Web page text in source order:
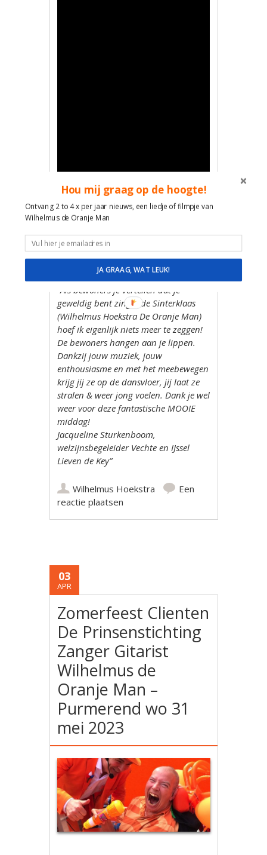
Wilhelmus de Oranje Man als de
In 2021 helemaal nieuw na enorm
groot succes van de Zingende
Kerstman in 2020
“Als bewoners je vertellen dat je
geweldig bent zingende Sinterklaas
(Wilhelmus Hoekstra De Oranje Man)
hoef ik eigenlijk niets meer te zeggen!
De bewoners hangen aan je lippen.
Dankzij jouw muziek, jouw
enthousiasme en met het meebewegen
krijg jij ze op de dansvloer, jij laat ze
stralen & weer jong voelen. Dank je wel
weer voor deze fantastische MOOIE
middag!
Jacqueline Sturkenboom,
welzijnsbegeleider Vechte en IJssel
Lieven de Key”
Wilhelmus Hoekstra
Een
reactie plaatsen
03
APR
Zomerfeest Clienten
De Prinsenstichting
Zanger Gitarist
Wilhelmus de
Oranje Man –
Purmerend wo 31
mei 2023
Hou mij graag op de hoogte!
Ontvang 2 to 4 x per jaar nieuws, een liedje of filmpje van
Wilhelmus de Oranje Man
JA GRAAG, WAT LEUK!